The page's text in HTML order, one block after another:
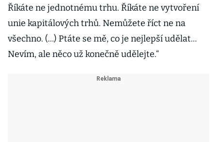
Říkáte ne jednotnému trhu. Říkáte ne vytvoření
unie kapitálových trhů. Nemůžete říct ne na
všechno. (…) Ptáte se mě, co je nejlepší udělat…
Nevím, ale něco už konečně udělejte.“